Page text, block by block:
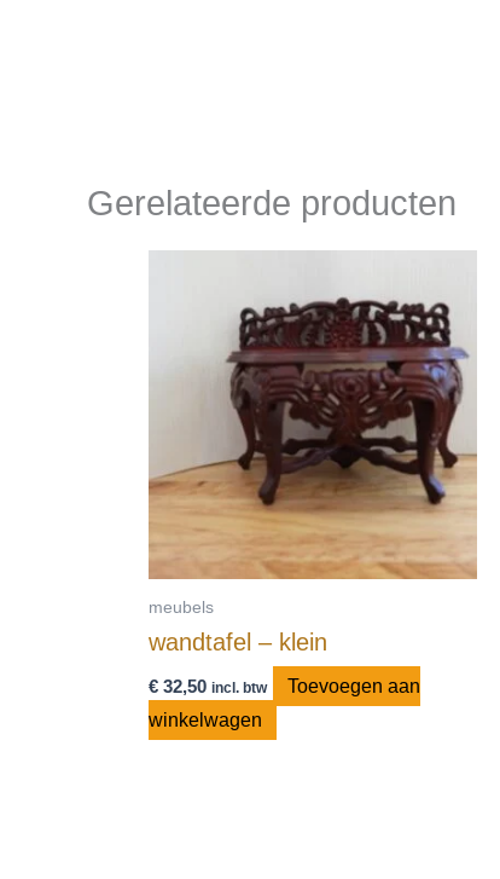
Gerelateerde producten
meubels
wandtafel – klein
€ 32,50 incl. btw
Toevoegen aan
winkelwagen